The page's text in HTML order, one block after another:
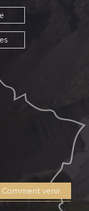
Comment venir